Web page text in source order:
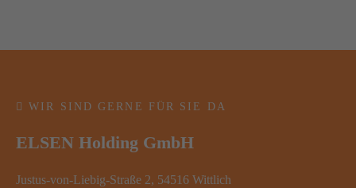
WIR SIND GERNE FÜR SIE DA
ELSEN Holding GmbH
Justus-von-Liebig-Straße 2, 54516 Wittlich